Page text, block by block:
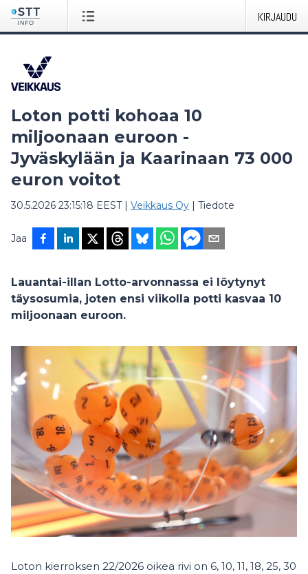
KIRJAUDU
Loton potti kohoaa 10
miljoonaan euroon -
Jyväskylään ja Kaarinaan 73 000
euron voitot
30.5.2026 23:15:18 EEST| Veikkaus Oy | Tiedote
Jaa
Lauantai-illan Lotto-arvonnassa ei löytynyt
täysosumia, joten ensi viikolla potti kasvaa 10
miljoonaan euroon.
Loton kierroksen 22/2026 oikea rivi on 6, 10, 11, 18, 25, 30